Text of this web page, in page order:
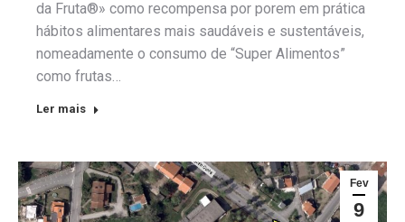
da Fruta®» como recompensa por porem em prática
hábitos alimentares mais saudáveis e sustentáveis,
nomeadamente o consumo de “Super Alimentos”
como frutas…
Ler mais
Fev
9